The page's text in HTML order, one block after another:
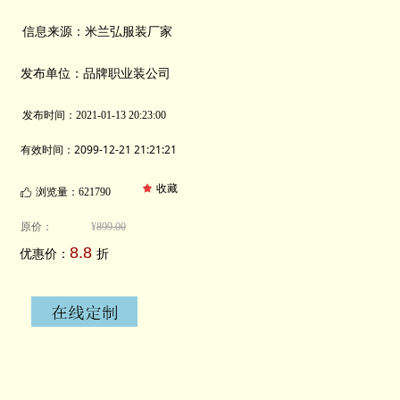
发布时间： 2021-01-13 20:23:00
ꀧ 浏览量：621790 끄 收藏
发布单位：品牌职业装公司
有效时间：2099-12-21 21:21:21
原价： ¥899.00
信息来源：米兰弘服装厂家
优惠价： 8.8 折